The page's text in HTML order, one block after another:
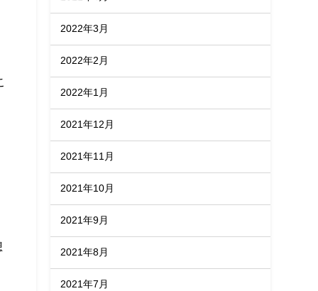
2022年3月
2022年2月
2022年1月
2021年12月
2021年11月
2021年10月
2021年9月
2021年8月
2021年7月